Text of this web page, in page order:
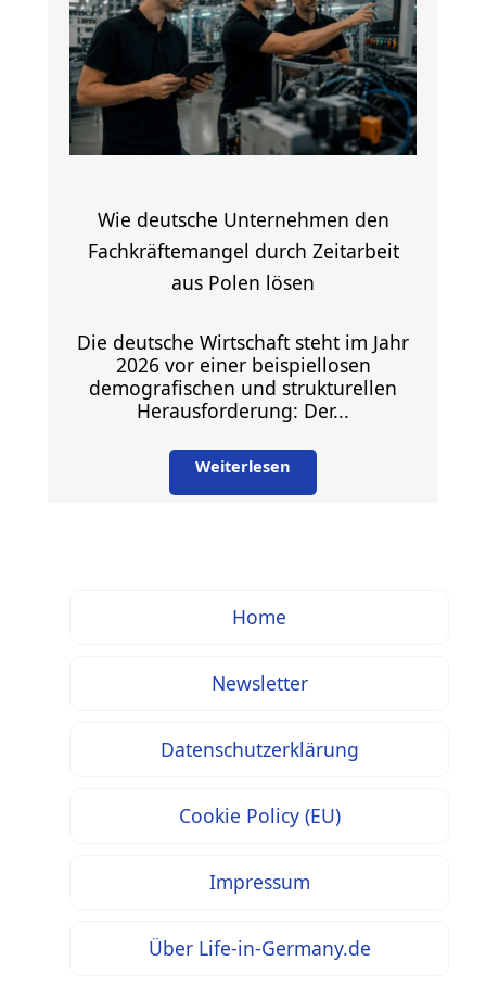
Wie deutsche Unternehmen den
Fachkräftemangel durch Zeitarbeit
aus Polen lösen
Die deutsche Wirtschaft steht im Jahr
2026 vor einer beispiellosen
demografischen und strukturellen
Herausforderung: Der...
Weiterlesen
Home
Newsletter
Datenschutzerklärung
Cookie Policy (EU)
Impressum
Über Life-in-Germany.de